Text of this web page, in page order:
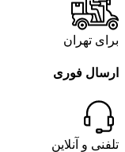
برای تهران
ارسال فوری
تلفنی و آنلاین